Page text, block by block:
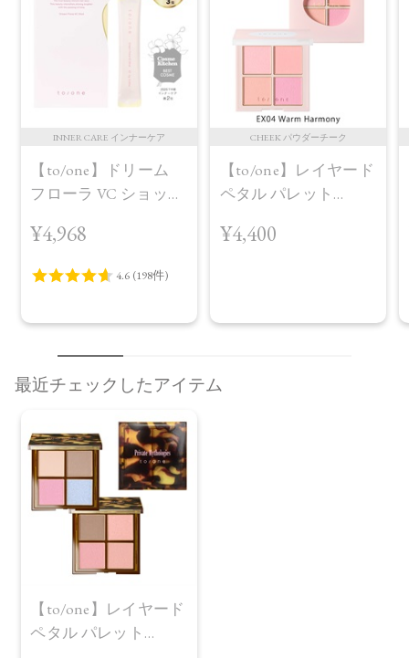
INNER CARE インナーケア
【to/one】ドリーム
フローラ VC ショット
¥4,968
CHEEK パウダーチーク
【to/one】レイヤード
ペタル パレット
AW Collection＞EX04
¥4,400
最近チェックしたアイテム
【to/one】レイヤード
ペタル パレット